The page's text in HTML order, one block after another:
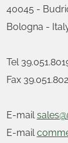
40045 -
Bologna -
Tel
Fax
E-mail
E-mail